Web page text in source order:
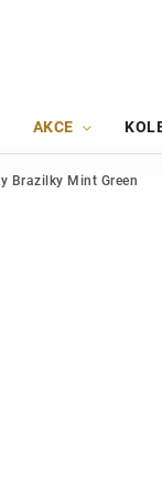
AKCE
Brazilky Mint Green